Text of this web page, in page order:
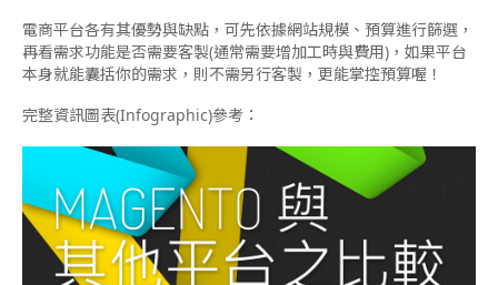
電商平台各有其優勢與缺點，可先依據網站規模、預算進行篩選，
再看需求功能是否需要客製(通常需要增加工時與費用)，如果平台
本身就能囊括你的需求，則不需另行客製，更能掌控預算喔！
完整資訊圖表(Infographic)參考：